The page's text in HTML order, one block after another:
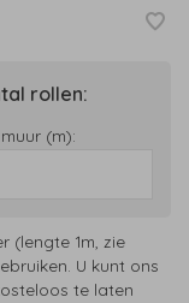
rollen:
(m):
(lengte 1m, zie
U kunt ons
te laten